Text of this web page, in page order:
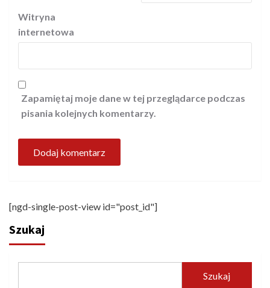
Witryna
internetowa
Zapamiętaj moje dane w tej przeglądarce podczas
pisania kolejnych komentarzy.
[ngd-single-post-view id="post_id"]
Szukaj
Szukaj